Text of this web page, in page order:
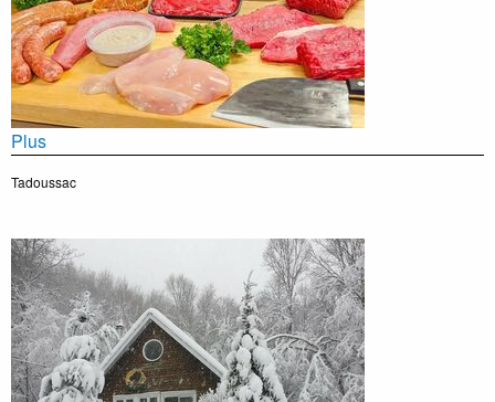
Plus
Tadoussac